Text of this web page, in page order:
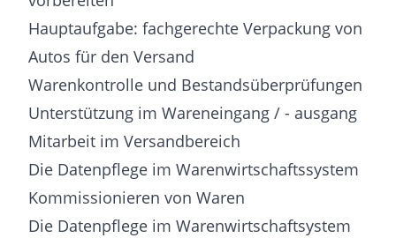
Hauptaufgabe: fachgerechte Verpackung von
Autos für den Versand
Warenkontrolle und Bestandsüberprüfungen
Unterstützung im Wareneingang / - ausgang
Mitarbeit im Versandbereich
Die Datenpflege im Warenwirtschaftssystem
Kommissionieren von Waren
Die Datenpflege im Warenwirtschaftsystem